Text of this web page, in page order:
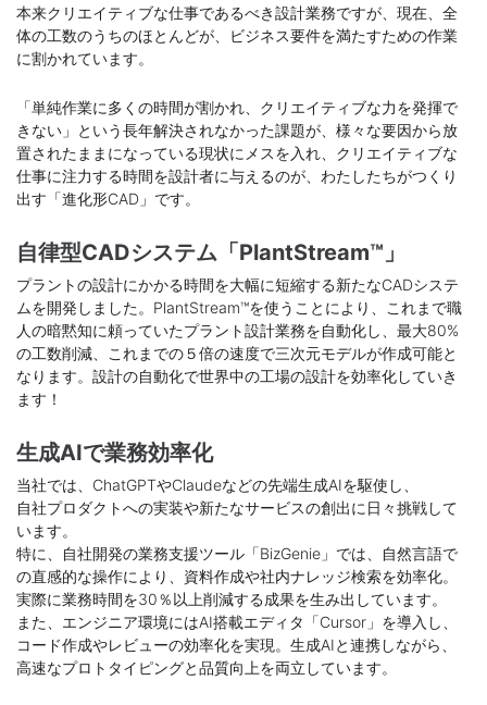
本来クリエイティブな仕事であるべき設計業務ですが、現在、全
体の工数のうちのほとんどが、ビジネス要件を満たすための作業
に割かれています。
「単純作業に多くの時間が割かれ、クリエイティブな力を発揮で
きない」という長年解決されなかった課題が、様々な要因から放
置されたままになっている現状にメスを入れ、クリエイティブな
仕事に注力する時間を設計者に与えるのが、わたしたちがつくり
出す「進化形CAD」です。
自律型CADシステム「PlantStream™️」
プラントの設計にかかる時間を大幅に短縮する新たなCADシステ
ムを開発しました。PlantStream™️を使うことにより、これまで職
人の暗黙知に頼っていたプラント設計業務を自動化し、最大80%
の工数削減、これまでの５倍の速度で三次元モデルが作成可能と
なります。設計の自動化で世界中の工場の設計を効率化していき
ます！
生成AIで業務効率化
当社では、ChatGPTやClaudeなどの先端生成AIを駆使し、
自社プロダクトへの実装や新たなサービスの創出に日々挑戦して
います。
特に、自社開発の業務支援ツール「BizGenie」では、自然言語で
の直感的な操作により、資料作成や社内ナレッジ検索を効率化。
実際に業務時間を30％以上削減する成果を生み出しています。
また、エンジニア環境にはAI搭載エディタ「Cursor」を導入し、
コード作成やレビューの効率化を実現。生成AIと連携しながら、
高速なプロトタイピングと品質向上を両立しています。